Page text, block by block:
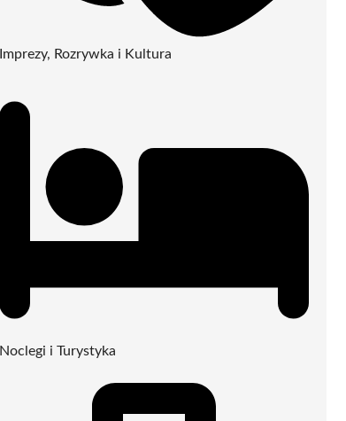
Imprezy, Rozrywka i Kultura
Noclegi i Turystyka